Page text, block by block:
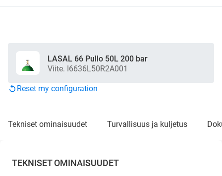
LASAL 66 Pullo 50L 200 bar
Viite. I6636L50R2A001
Reset my configuration
tekniset ominaisuudet turvallisuus ja kuljetus
TEKNISET OMINAISUUDET